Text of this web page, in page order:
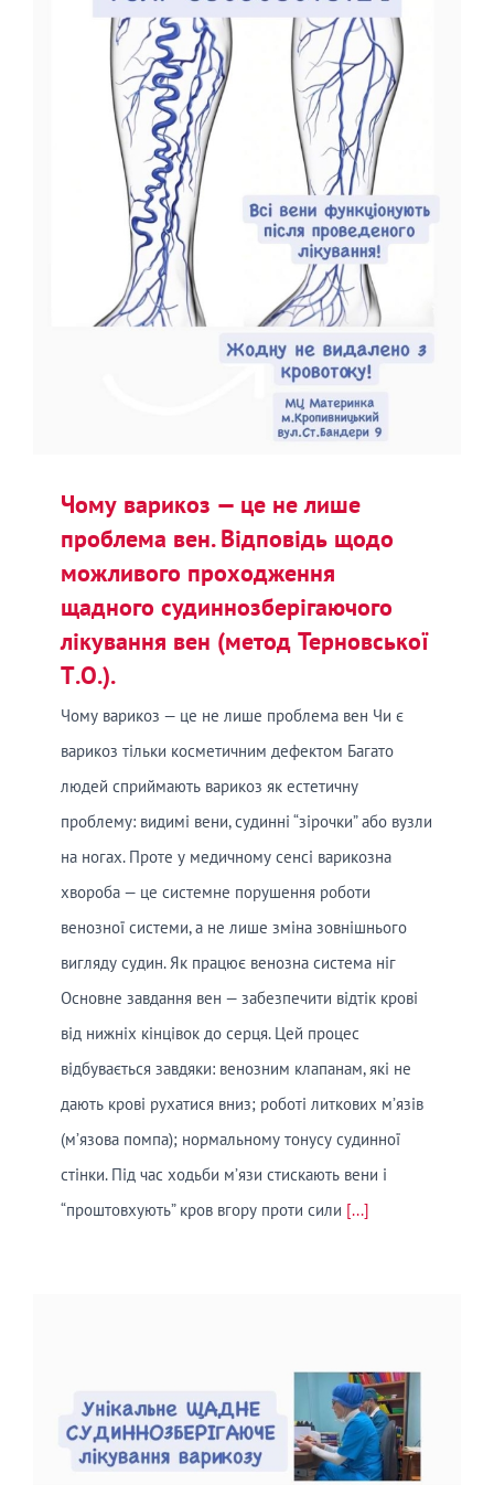
Чому варикоз — це не лише
проблема вен. Відповідь щодо
можливого проходження
щадного судиннозберігаючого
лікування вен (метод Терновської
Т.О.).
Чому варикоз — це не лише проблема вен Чи є
варикоз тільки косметичним дефектом Багато
людей сприймають варикоз як естетичну
проблему: видимі вени, судинні “зірочки” або вузли
на ногах. Проте у медичному сенсі варикозна
хвороба — це системне порушення роботи
венозної системи, а не лише зміна зовнішнього
вигляду судин. Як працює венозна система ніг
Основне завдання вен — забезпечити відтік крові
від нижніх кінцівок до серця. Цей процес
відбувається завдяки: венозним клапанам, які не
дають крові рухатися вниз; роботі литкових м’язів
(м’язова помпа); нормальному тонусу судинної
стінки. Під час ходьби м’язи стискають вени і
“проштовхують” кров вгору проти сили [...]